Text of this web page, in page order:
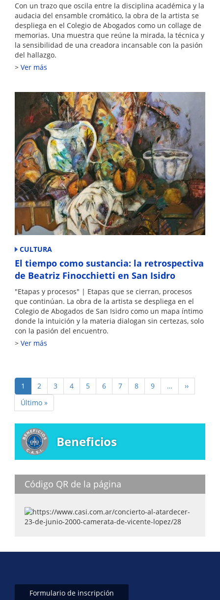
Con un trazo que oscila entre la disciplina académica y la
audacia del ensamble cromático, la obra de la artista se
despliega en el Colegio de Abogados como un collage de
memorias. Una muestra que reúne la mirada, la técnica y
la sensibilidad de una creadora incansable con la pasión
del hallazgo.
Ver más
CULTURA
El tiempo como sustancia: la retrospectiva
de Beatriz Finocchietti en San Isidro
"Etapas y procesos" | Etapas que se cierran, procesos
que continúan. La obra de la artista se despliega en el
Colegio de Abogados de San Isidro como un mapa íntimo
donde la intuición y la materia dialogan sin certezas, solo
con la pasión del encuentro.
Ver más
Paginación
Página
actual
1 Page
2 Page
3 Page
4 Page
5 Page
6 Page
7 Page
8 Page
9 …
Siguiente
página
››
Última
página
Último »
Beneficios
Código QR de la página
Formulario de inscripción